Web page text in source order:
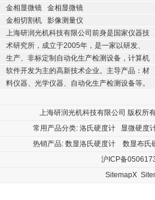
金相显微镜
金相显微镜
金相切割机
影像测量仪
上海研润光机科技有限公司前身是国家仪器技
术研究所，成立于2005年，是一家以研发、
生产、非标定制自动化生产检测设备，计算机
软件开发为主的高新技术企业。主导产品：材
料仪器、光学仪器、自动化生产检测设备等。
上海研润光机科技有限公司 版权所
常用产品分类: 洛氏硬度计 显微硬度
热销产品: 数显洛氏硬度计 数显布氏
沪ICP备
SitemapX